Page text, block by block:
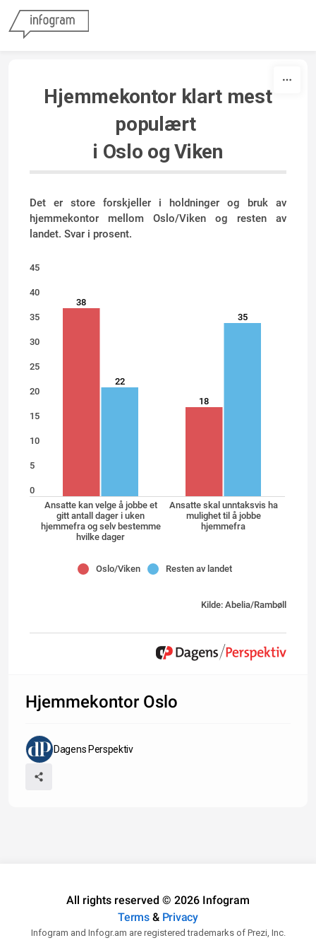
Hjemmekontor klart mest
populært
i Oslo og Viken
Det er store forskjeller i holdninger og bruk av
hjemmekontor mellom Oslo/Viken og resten av
landet. Svar i prosent.
45
40
35
30
25
20
15
10
5
0
Ansatte kan velge å jobbe et
gitt antall dager i uken
hjemmefra og selv bestemme
hvilke dager
Ansatte skal unntaksvis ha
mulighet til å jobbe
hjemmefra
38
22
18
35
Oslo/Viken Resten av landet
Kilde: Abelia/Rambøll
Hjemmekontor Oslo
Dagens Perspektiv
All rights reserved © 2026 Infogram
Terms& Privacy
Infogram and Infogr.am are registered trademarks of Prezi, Inc.